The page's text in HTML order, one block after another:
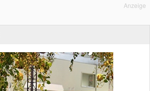
Anzeige